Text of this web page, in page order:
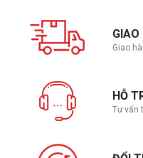
GIAO
Giao
HỖ
Tư vấn